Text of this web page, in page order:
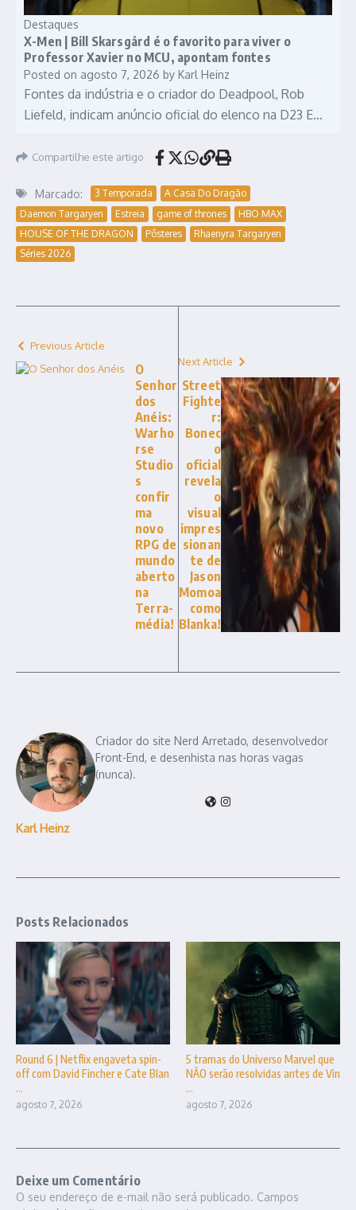
Destaques
X-Men | Bill Skarsgård é o favorito para viver o
Professor Xavier no MCU, apontam fontes
Posted on agosto 7, 2026 by Karl Heinz
Fontes da indústria e o criador do Deadpool, Rob
Liefeld, indicam anúncio oficial do elenco na D23 E…
Compartilhe este artigo
Marcado: 3 Temporada
A Casa Do Dragão
Daemon Targaryen
Estreia game of thrones
HBO MAX
HOUSE OF THE DRAGON
Pôsteres
Rhaenyra Targaryen
Séries 2026
Previous Article
O
Senhor
dos
Anéis:
Warho
rse
Studio
s
confir
ma
novo
RPG de
mundo
aberto
na
Terra-
média!
Next Article
Street
Fighte
r:
Bonec
o
oficial
revela
o
visual
impres
sionan
te de
Jason
Momoa
como
Blanka!
Karl Heinz
Criador do site Nerd Arretado, desenvolvedor
Front-End, e desenhista nas horas vagas
(nunca).
Posts Relacionados
Round 6 | Netflix engaveta spin-
off com David Fincher e Cate Blan
...
agosto 7, 2026
5 tramas do Universo Marvel que
NÃO serão resolvidas antes de Vin
...
agosto 7, 2026
Deixe um Comentário
O seu endereço de e-mail não será publicado. Campos